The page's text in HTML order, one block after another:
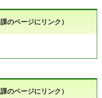
のページにリンク）
のページにリンク）